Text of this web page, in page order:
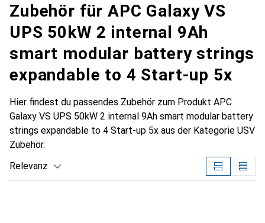
Zubehör für APC Galaxy VS
UPS 50kW 2 internal 9Ah
smart modular battery strings
expandable to 4 Start-up 5x
Hier findest du passendes Zubehör zum Produkt APC
Galaxy VS UPS 50kW 2 internal 9Ah smart modular battery
strings expandable to 4 Start-up 5x aus der Kategorie USV
Zubehör.
Relevanz